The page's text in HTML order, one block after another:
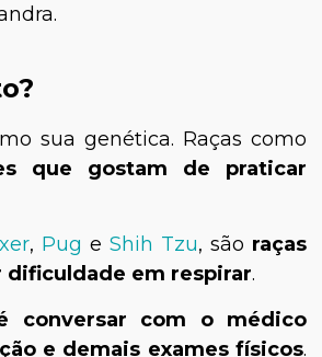
sua genética. Raças como
que gostam de praticar
, Pug e Shih Tzu, são raças
em respirar.
conversar com o médico
e demais exames físicos.
Dra. Talita Ellen Pastore